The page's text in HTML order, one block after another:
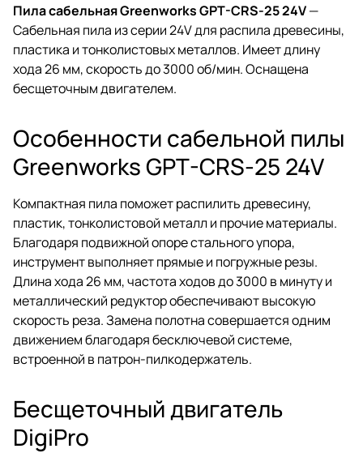
Пила сабельная Greenworks GPT-CRS-25 24V—
Сабельная пила из серии 24V для распила древесины,
пластика и тонколистовых металлов. Имеет длину
хода 26 мм, скорость до 3000 об/мин. Оснащена
бесщеточным двигателем.
Особенности сабельной пилы
Greenworks GPT-CRS-25 24V
Компактная пила поможет распилить древесину,
пластик, тонколистовой металл и прочие материалы.
Благодаря подвижной опоре стального упора,
инструмент выполняет прямые и погружные резы.
Длина хода 26 мм, частота ходов до 3000 в минуту и
металлический редуктор обеспечивают высокую
скорость реза. Замена полотна совершается одним
движением благодаря бесключевой системе,
встроенной в патрон-пилкодержатель.
Бесщеточный двигатель
DigiPro